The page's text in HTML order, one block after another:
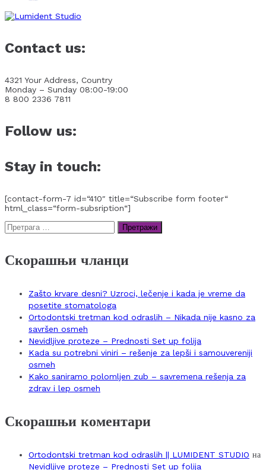
Contact us:
4321 Your Address, Country
Monday – Sunday 08:00-19:00
8 800 2336 7811
Follow us:
Stay in touch:
[contact-form-7 id=“410″ title=“Subscribe form footer“
html_class=“form-subsription“]
Претрага
за:
Скорашњи чланци
Zašto krvare desni? Uzroci, lečenje i kada je vreme da
posetite stomatologa
Ortodontski tretman kod odraslih – Nikada nije kasno za
savršen osmeh
Nevidljive proteze – Prednosti Set up folija
Kada su potrebni viniri – rešenje za lepši i samouvereniji
osmeh
Kako saniramo polomljen zub – savremena rešenja za
zdrav i lep osmeh
Скорашњи коментари
Ortodontski tretman kod odraslih || LUMIDENT STUDIO на
Nevidljive proteze – Prednosti Set up folija